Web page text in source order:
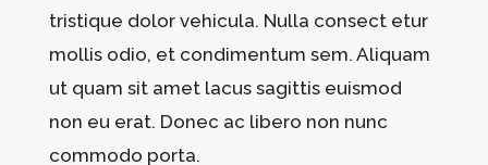
tristique dolor vehicula. Nulla consect etur
mollis odio, et condimentum sem. Aliquam
ut quam sit amet lacus sagittis euismod
non eu erat. Donec ac libero non nunc
commodo porta.